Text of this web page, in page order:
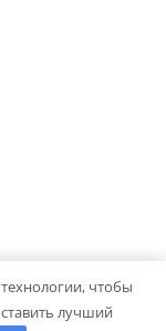
byColorMag
чтобы
лучший